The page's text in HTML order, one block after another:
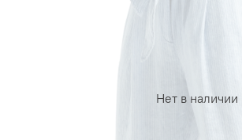
Нет в наличии